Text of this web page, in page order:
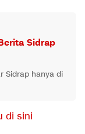
Sidrap
Sidrap hanya di
di sini